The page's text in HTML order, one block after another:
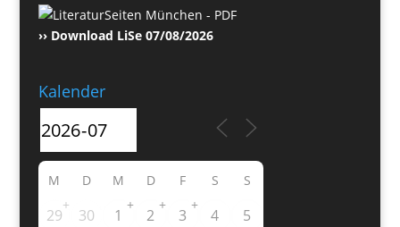
›› Download LiSe 07/08/2026
Kalender
M D M D F S S
29
+
30 1
+
2
+
3
+
4
5